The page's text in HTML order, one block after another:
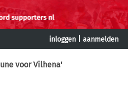
inloggen aanmelden
voor Vilhena'